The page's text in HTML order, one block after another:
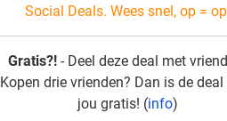
Social Deals. Wees snel, op =
Gratis?! - Deel deze deal met
Kopen drie vrienden? Dan is de
jou gratis! (info)